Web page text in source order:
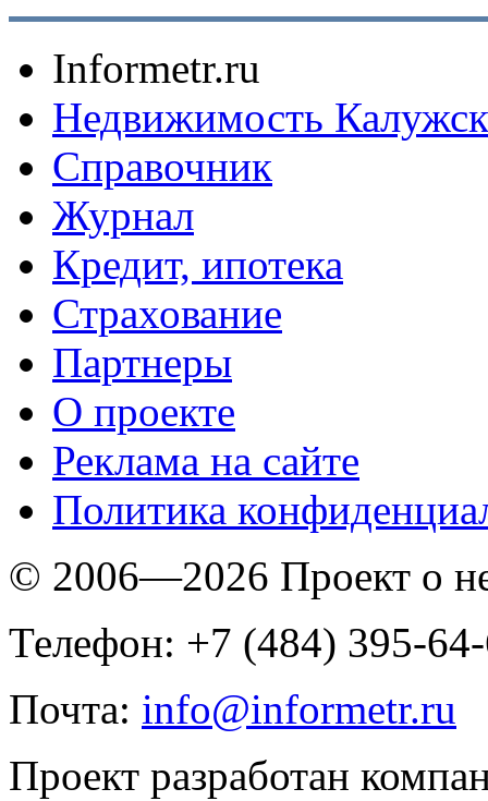
Informetr.ru
Недвижимость
Справочник
Журнал
Кредит, ипотека
Страхование
Партнеры
O проекте
Реклама на сайте
Политика
© 2006—2026 Проект о
Телефон: +7 (484) 395-
Почта: info@informetr.ru
Проект разработан